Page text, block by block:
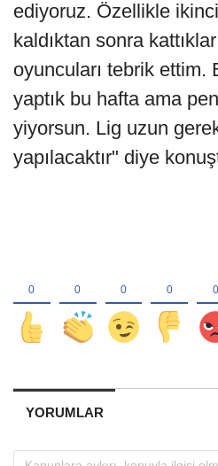
ediyoruz. Özellikle
kaldıktan sonra
oyuncuları tebrik ettim.
yaptık bu hafta ama
yiyorsun. Lig uzun
yapılacaktır" diye
YORUMLAR